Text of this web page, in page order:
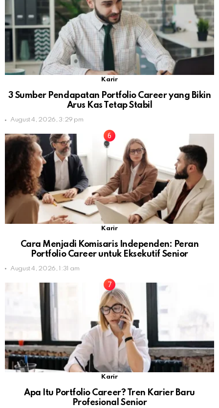
Karir
3 Sumber Pendapatan Portfolio Career yang Bikin
Arus Kas Tetap Stabil
August 4, 2026, 3:29 pm
Karir
Cara Menjadi Komisaris Independen: Peran
Portfolio Career untuk Eksekutif Senior
August 4, 2026, 1:31 am
Karir
Apa Itu Portfolio Career? Tren Karier Baru
Profesional Senior